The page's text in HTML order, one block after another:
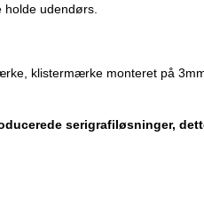
udendørs.
klistermærke monteret på
serigrafiløsninger,